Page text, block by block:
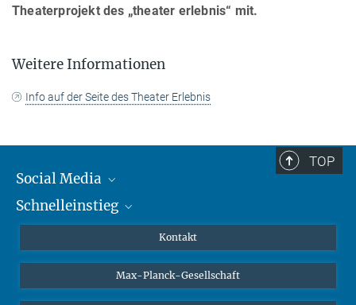
Theaterprojekt des „theater erlebnis“ mit.
Weitere Informationen
Info auf der Seite des Theater Erlebnis
TOP
Social Media
Mastodon
Schnelleinstieg
Studierende
Schüler*innen
Kontakt
Max-Planck-Gesellschaft